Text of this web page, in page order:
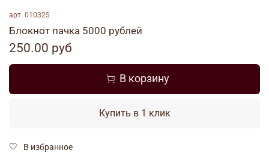
арт. 010325
Блокнот пачка 5000 рублей
250.00 руб
В корзину
Купить в 1 клик
В избранное